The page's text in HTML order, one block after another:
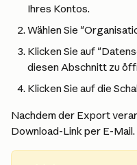
Ihres Kontos.
Wählen Sie
Klicken Sie auf
diesen Abschnitt zu
Klicken Sie auf die
Nachdem der Export
Download-Link per E-Mail.